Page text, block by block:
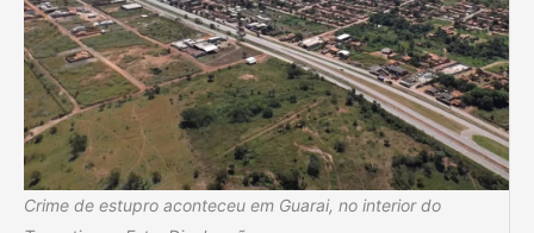
Crime de estupro aconteceu em Guarai, no interior do